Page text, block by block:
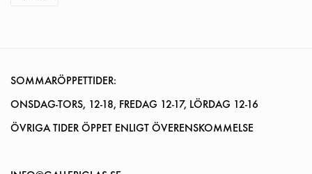
SOMMARÖPPETTIDER:
ONSDAG-TORS, 12-18, FREDAG 12-17, LÖRDAG 12-16
ÖVRIGA TIDER ÖPPET ENLIGT ÖVERENSKOMMELSE